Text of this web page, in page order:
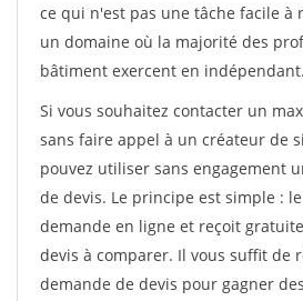
ce qui n'est pas une tâche facile à
un domaine où la majorité des
bâtiment exercent en indépendant.
Si vous souhaitez contacter un
sans faire appel à un créateur de
pouvez utiliser sans engagement
de devis. Le principe est simple :
demande en ligne et reçoit
devis à comparer. Il vous suffit de
demande de devis pour gagner